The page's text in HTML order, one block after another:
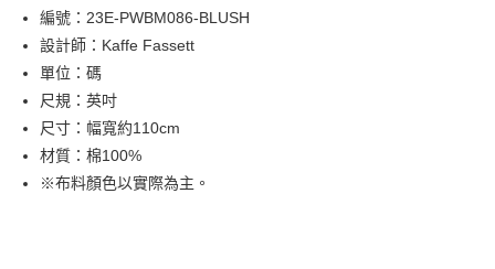
Apple Pay
街口支付
Google Pay
AFTEE先享後付
相關說明
【關於「AFTEE先享後付」】
編號：23E-PWBM086-BLUSH
設計師：Kaffe Fassett
單位：碼
尺規：英吋
尺寸：幅寬約110cm
材質：棉100%
※布料顏色以實際為主。